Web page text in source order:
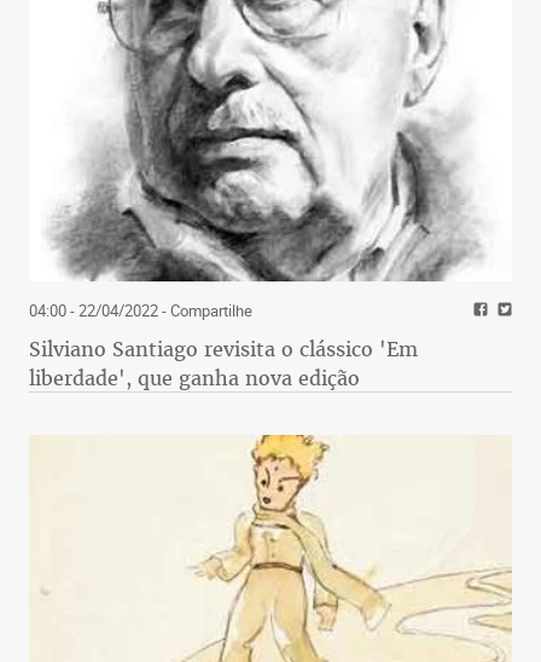
04:00 - 22/04/2022- Compartilhe
Silviano Santiago revisita o clássico 'Em
liberdade', que ganha nova edição